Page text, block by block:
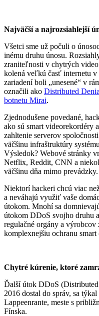
Najväčší a najrozsiahlejší
Všetci sme už počuli o
inému druhu únosu.
zraniteľnosti v chytrých
kolená veľkú časť internetu
zariadení boli „unesené“ v
označili ako Distributed
botnetu Mirai.
Zjednodušene povedané,
ako sú smart videorekordéry
zahltenie serverov
väčšinu infraštruktúry
Výsledok? Webové stránky
Netflix, Reddit, CNN a
väčšinu dňa mimo prevádzky.
Niektorí hackeri chcú viac
a neváhajú využiť vaše
útokom. Mnohí sa
útokom DDoS svojho druhu
regulačné orgány a
komplexnejšiu ochranu
Chytré kúrenie, ktoré
Ďalší útok DDoS
2016 dostal do správ, sa
Lappeenrante, meste s
Fínska.